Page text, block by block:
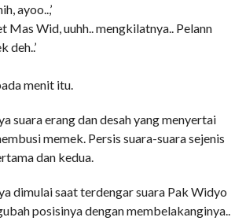
ayoo..,’
Mas Wid, uuhh.. mengkilatnya.. Pelann
deh..’
menit itu.
suara erang dan desah yang menyertai
memek. Persis suara-suara sejenis
dan kedua.
dimulai saat terdengar suara Pak Widyo
posisinya dengan membelakanginya..